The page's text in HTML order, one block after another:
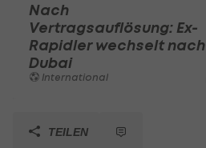
Nach
Vertragsauflösung: Ex-
Rapidler wechselt nach
Dubai
International
TEILEN